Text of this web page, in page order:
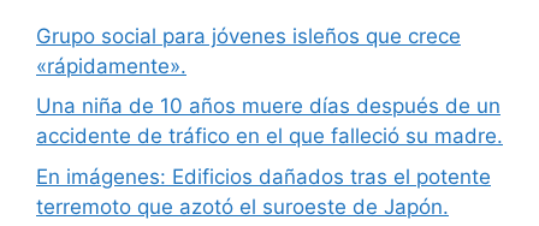
Grupo social para jóvenes isleños que crece
«rápidamente».
Una niña de 10 años muere días después de un
accidente de tráfico en el que falleció su madre.
En imágenes: Edificios dañados tras el potente
terremoto que azotó el suroeste de Japón.